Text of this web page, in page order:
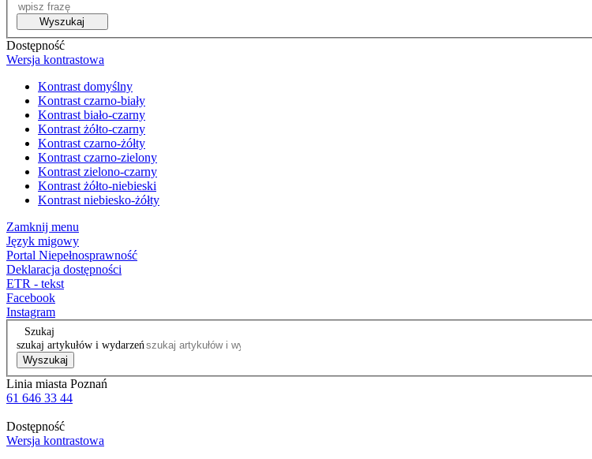
Wyszukaj
Dostępność
Wersja kontrastowa
Kontrast domyślny
Kontrast czarno-biały
Kontrast biało-czarny
Kontrast żółto-czarny
Kontrast czarno-żółty
Kontrast czarno-zielony
Kontrast zielono-czarny
Kontrast żółto-niebieski
Kontrast niebiesko-żółty
Zamknij menu
Język migowy
Portal Niepełnosprawność
Deklaracja dostępności
ETR - tekst
Facebook
Instagram
Szukaj
szukaj artykułów i wydarzeń
Wyszukaj
Linia miasta Poznań
61 646 33 44
Dostępność
Wersja kontrastowa